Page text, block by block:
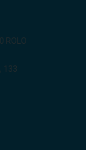
ROLO
133